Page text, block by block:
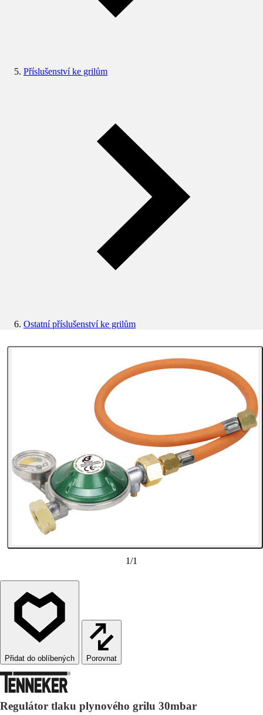
Příslušenství ke grilům
Ostatní příslušenství ke grilům
1/1
Porovnat
Regulátor tlaku plynového grilu 30mbar